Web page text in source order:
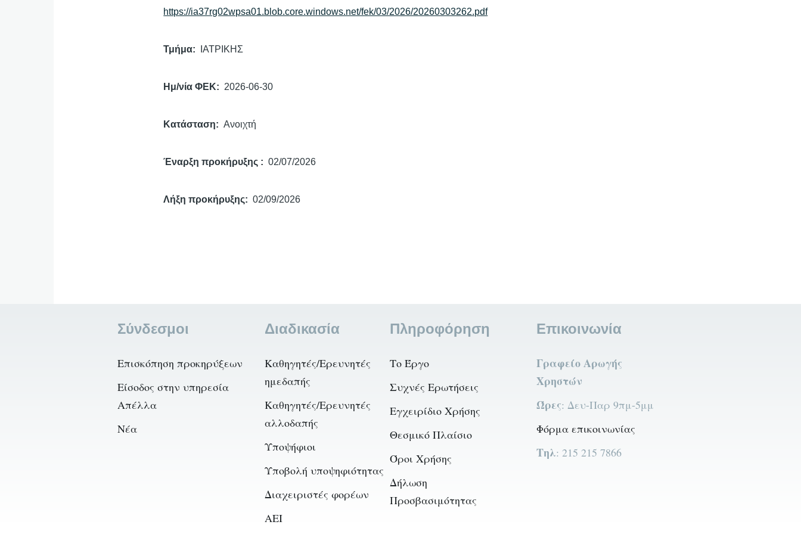
https://ia37rg02wpsa01.blob.core.windows.net/fek/03/2026/20260303262.pdf
Τμήμα ΙΑΤΡΙΚΗΣ
Ημ/νία ΦΕΚ 2026-06-30
Κατάσταση Ανοιχτή
Έναρξη προκήρυξης 02/07/2026
Λήξη προκήρυξης 02/09/2026
Σύνδεσμοι
Επισκόπηση προκηρύξεων
Είσοδος στην υπηρεσία
Απέλλα
Νέα
Διαδικασία
Καθηγητές/Ερευνητές
ημεδαπής
Καθηγητές/Ερευνητές
αλλοδαπής
Υποψήφιοι
Υποβολή υποψηφιότητας
Διαχειριστές φορέων
AEI
Πληροφόρηση
Το Έργο
Συχνές Ερωτήσεις
Εγχειρίδιο Χρήσης
Θεσμικό Πλαίσιο
Όροι Χρήσης
Δήλωση
Προσβασιμότητας
Επικοινωνία
Γραφείο Αρωγής
Χρηστών
Ώρες: Δευ-Παρ 9πμ-5μμ
Φόρμα επικοινωνίας
Τηλ: 215 215 7866